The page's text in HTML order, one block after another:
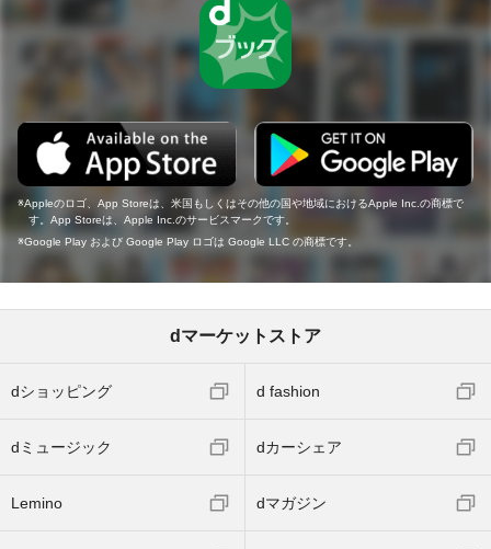
Appleのロゴ、App Storeは、米国もしくはその他の国や地域におけるApple Inc.の商標で
す。App Storeは、Apple Inc.のサービスマークです。
Google Play および Google Play ロゴは Google LLC の商標です。
dマーケットストア
dショッピング d fashion
dミュージック dカーシェア
Lemino dマガジン